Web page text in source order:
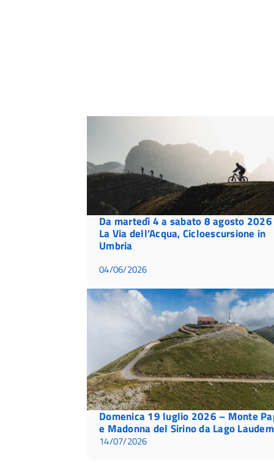
Da martedì 4 a sabato 8 agosto
La Via dell’Acqua, Cicloescursione in
Umbria
04/06/2026
Domenica 19 luglio 2026 – Monte
e Madonna del Sirino da Lago
14/07/2026